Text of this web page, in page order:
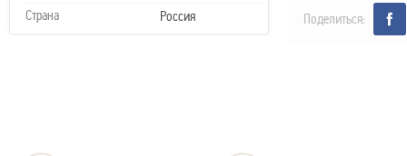
Страна
Россия Поделиться: